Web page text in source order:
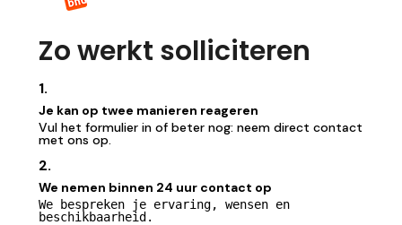
Zo werkt solliciteren
1.
Je kan op twee manieren reageren
Vul het formulier in of beter nog: neem direct contact
met ons op.
2.
We nemen binnen 24 uur contact op
We bespreken je ervaring, wensen en
beschikbaarheid.